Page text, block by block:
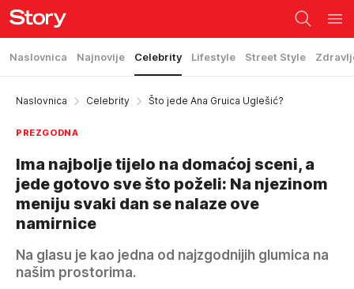
Naslovnica Najnovije Celebrity Lifestyle Street Style
Naslovnica Celebrity Što jede Ana Gruica Uglešić?
PREZGODNA
Ima najbolje tijelo na domaćoj sceni, a
jede gotovo sve što poželi: Na njezinom
meniju svaki dan se nalaze ove
namirnice
Na glasu je kao jedna od najzgodnijih glumica na
našim prostorima.